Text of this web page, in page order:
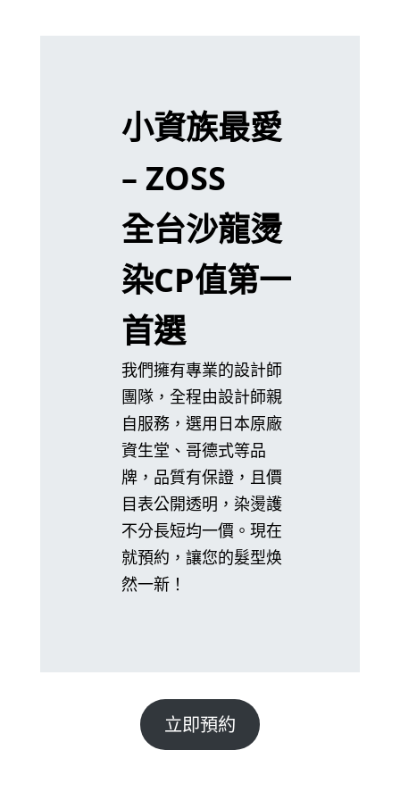
小資族最愛
– ZOSS
全台沙龍燙
染CP值第一
首選
我們擁有專業的設計師
團隊，全程由設計師親
自服務，選用日本原廠
資生堂、哥德式等品
牌，品質有保證，且價
目表公開透明，染燙護
不分長短均一價。現在
就預約，讓您的髮型焕
然一新！
立即預約